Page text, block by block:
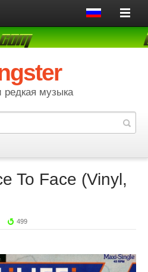
музыка
To Face (Vinyl,
499